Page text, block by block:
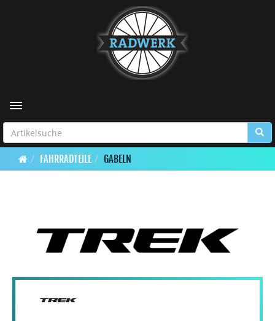
Toggle navigation
FAHRRADTEILE GABELN